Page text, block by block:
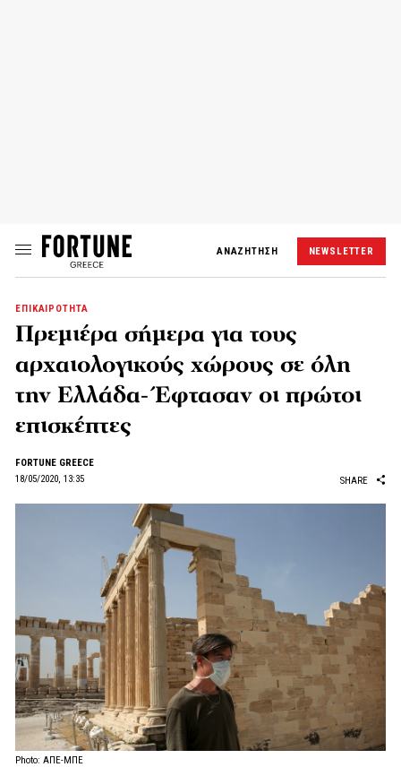
ΑΝΑΖΗΤΗΣΗ NEWSLETTER
ΕΠΙΚΑΙΡΟΤΗΤΑ
Πρεμιέρα σήμερα για τους
αρχαιολογικούς χώρους σε όλη
την Ελλάδα- Έφτασαν οι πρώτοι
επισκέπτες
FORTUNE GREECE
18/05/2020, 13:35
SHARE
Photo: ΑΠΕ-ΜΠΕ